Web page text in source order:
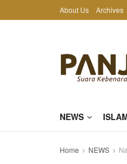
About Us Archives
NEWS
Home NEWS